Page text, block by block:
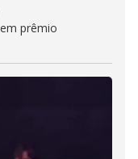
prêmio